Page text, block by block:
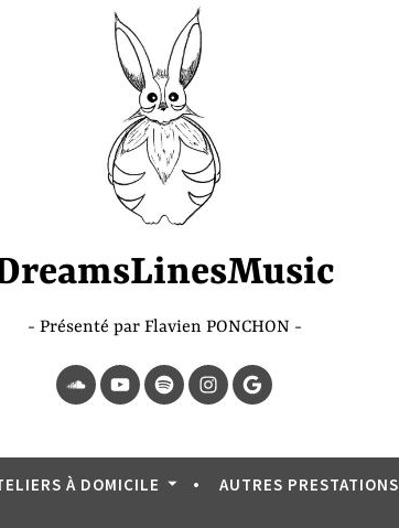
Présenté par Flavien PONCHON
SoundCloud
YouTubeSpotifyInstagram
Page
Google
À DOMICILE AUTRES PRESTATIONS